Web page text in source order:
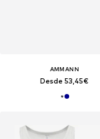
AMMANN
Desde 53,45€